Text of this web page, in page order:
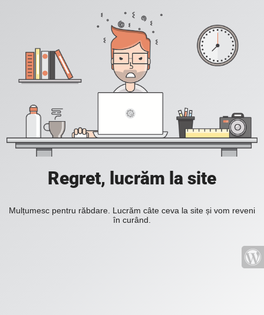
Regret, lucrăm la site
Mulțumesc pentru răbdare. Lucrăm câte ceva la site și vom reveni
în curând.